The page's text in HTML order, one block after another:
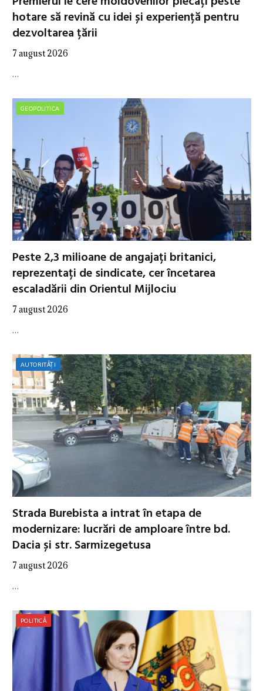
hotare să revină cu idei și experiență pentru
dezvoltarea țării
7 august 2026
…
GEOPOLITICA
Peste 2,3 milioane de angajați britanici,
reprezentați de sindicate, cer încetarea
escaladării din Orientul Mijlociu
7 august 2026
…
AUTORITĂȚI
Strada Burebista a intrat în etapa de
modernizare: lucrări de amploare între bd.
Dacia și str. Sarmizegetusa
7 august 2026
…
POLITICĂ